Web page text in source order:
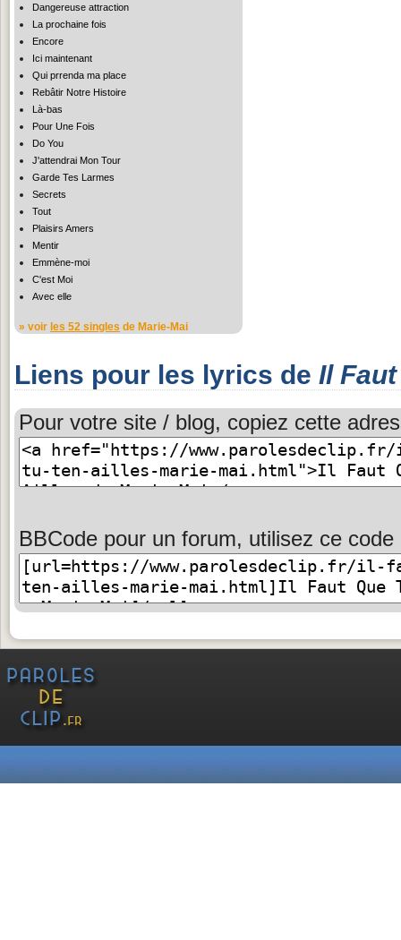
Dangereuse attraction
La prochaine fois
Encore
Ici maintenant
Qui prrenda ma place
Rebâtir Notre Histoire
Là-bas
Pour Une Fois
Do You
J'attendrai Mon Tour
Garde Tes Larmes
Secrets
Tout
Plaisirs Amers
Mentir
Emmène-moi
C'est Moi
Avec elle
» voir les 52 singles de Marie-Mai
Liens pour les lyrics de Il
Pour votre site / blog, copiez cette
BBCode pour un forum, utilisez ce code